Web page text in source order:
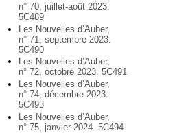
n° 70, juillet-août 2023.
5C489
Les Nouvelles d’Auber,
n° 71, septembre 2023.
5C490
Les Nouvelles d’Auber,
n° 72, octobre 2023. 5C491
Les Nouvelles d’Auber,
n° 74, décembre 2023.
5C493
Les Nouvelles d’Auber,
n° 75, janvier 2024. 5C494